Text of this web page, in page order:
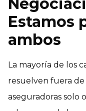
Estamos
ambos
La mayoría de los
resuelven fuera de
aseguradoras solo